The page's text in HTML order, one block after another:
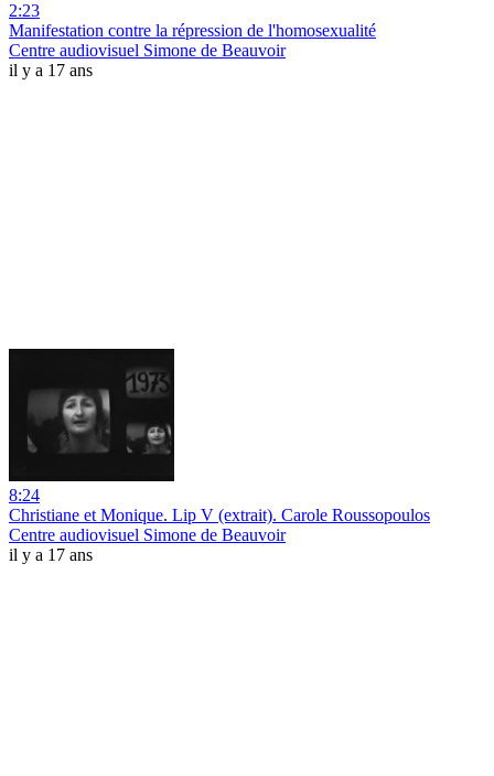
2:23
Manifestation contre la répression de l'homosexualité
Centre audiovisuel Simone de Beauvoir
il y a 17 ans
8:24
Christiane et Monique. Lip V (extrait). Carole Roussopoulos
Centre audiovisuel Simone de Beauvoir
il y a 17 ans